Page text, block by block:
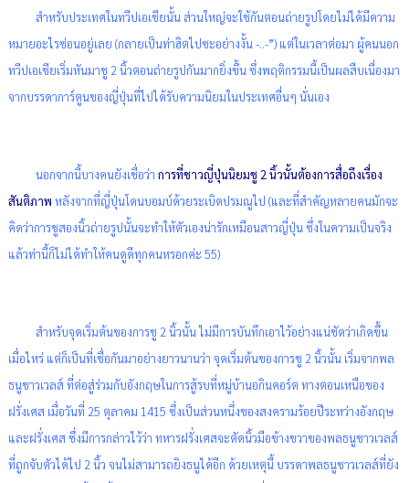
สำหรับประเทศในทวีปเอเชียนั้น ส่วนใหญ่จะใช้กันตอนถ่ายรูปโดยไม่ได้มีความ
หมายอะไรซ่อนอยู่เลย (กลายเป็นท่าฮิตไปซะอย่างงั้น -..-”) แต่ในเวลาต่อมา ผู้คนนอก
ทวีปเอเชียเริ่มหันมาชู 2 นิ้วตอนถ่ายรูปกันมากยิ่งขึ้น ซึ่งพฤติกรรมนี้เป็นผลสืบเนื่องมา
จากบรรดาการ์ตูนของญี่ปุ่นที่ไปได้รับความนิยมในประเทศอื่นๆ นั่นเอง
นอกจากนี้บางคนยังเชื่อว่า การที่ชาวญี่ปุ่นนิยมชู 2 นิ้วนั้นต้องการสื่อถึงเรื่อง
สันติภาพ หลังจากที่ญี่ปุ่นโดนบอมบ์ด้วยระเบิดปรมณูไป (และที่สำคัญหลายคนมักจะ
คิดว่าการชูสองนิ้วถ่ายรูปนั้นจะทำให้ตัวเองน่ารักเหมือนสาวญี่ปุ่น ซึ่งในความเป็นจริง
แล้วท่านี้ก็ไม่ได้ทำให้คนดูดีทุกคนหรอกค่ะ 55)
สำหรับจุดเริ่มต้นของการชู 2 นิ้วนั้น ไม่มีการบันทึกเอาไว้อย่างแน่ชัดว่าเกิดขึ้น
เมื่อไหร่ แต่ก็เป็นที่เชื่อกันมาอย่างยาวนานว่า จุดเริ่มต้นของการชู 2 นิ้วนั้น เริ่มจากพล
ธนูชาวเวลส์ ที่ต่อสู่ร่วมกับอังกฤษในการสู้รบที่หมู่บ้านอกินคอร์ต ทางตอนเหนือของ
ฝรั่งเศส เมื่อวันที่ 25 ตุลาคม 1415 ซึ่งเป็นส่วนหนึ่งของสงครามร้อยปีระหว่างอังกฤษ
และฝรั่งเศส ซึ่งมีการกล่าวไว้ว่า ทหารฝรั่งเศสจะตัดนิ้วมือข้างขวาของพลธนูชาวเวลส์
ที่ถูกจับตัวได้ไป 2 นิ้ว จนไม่สามารถยิงธนูได้อีก ด้วยเหตุนี้ บรรดาพลธนูชาวเวลส์ที่ยัง